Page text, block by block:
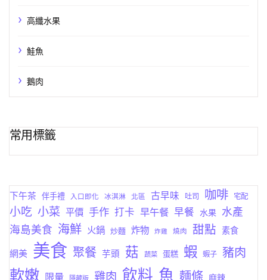
高纖水果
鮭魚
鵝肉
常用標籤
下午茶 伴手禮 入口即化 冰淇淋 北區 古早味 吐司 咖啡 宅配
小吃 小菜 平價 手作 打卡 早午餐 早餐 水果
水產
海島美食 海鮮 火鍋 炒麵 炸物 炸雞 燒肉 甜點 素食
網美 美食 聚餐 芋頭 菇 蔬菜 蛋糕 蝦 蝦子 豬肉
軟嫩 限量 隱藏版 雞肉 飲料 魚 麵條 麻辣